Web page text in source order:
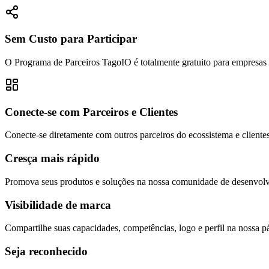
Sem Custo para Participar
O Programa de Parceiros TagoIO é totalmente gratuito para
Conecte-se com Parceiros e Clientes
Conecte-se diretamente com outros parceiros do ecossistema e
Cresça mais rápido
Promova seus produtos e soluções na nossa comunidade de
Visibilidade de marca
Compartilhe suas capacidades, competências, logo e perfil na nossa
Seja reconhecido